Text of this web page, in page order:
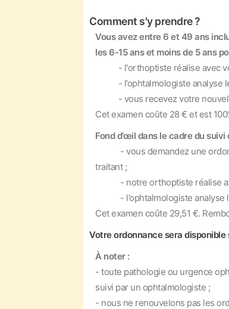
Comment s'y prendre ?
Vous avez entre 6 et 49 ans
les 6-15 ans et moins de 5 ans
- l'orthoptiste réalise avec
- l’ophtalmologiste analyse
- vous recevez votre
Cet examen coûte 28 € et est
Fond d’œil dans le cadre du
- vous demandez une
traitant ;
- notre orthoptiste réalise
- l’ophtalmologiste analyse
Cet examen coûte 29,51 €.
Votre ordonnance sera disponible
À noter :
- toute pathologie ou urgence
suivi par un ophtalmologiste ;
- nous ne renouvelons pas les